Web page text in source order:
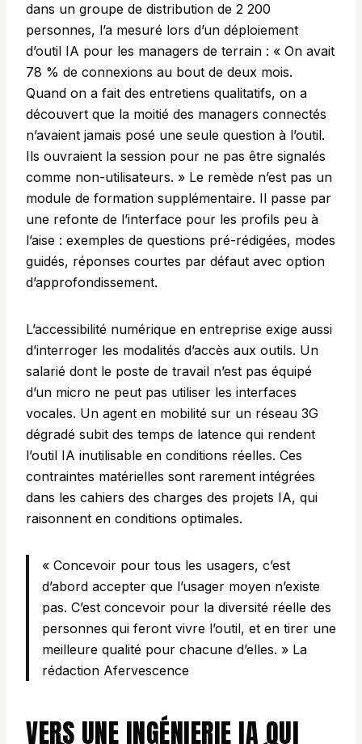
dans un groupe de distribution de 2 200
personnes, l’a mesuré lors d’un déploiement
d’outil IA pour les managers de terrain : « On avait
78 % de connexions au bout de deux mois.
Quand on a fait des entretiens qualitatifs, on a
découvert que la moitié des managers connectés
n’avaient jamais posé une seule question à l’outil.
Ils ouvraient la session pour ne pas être signalés
comme non-utilisateurs. » Le remède n’est pas un
module de formation supplémentaire. Il passe par
une refonte de l’interface pour les profils peu à
l’aise : exemples de questions pré-rédigées, modes
guidés, réponses courtes par défaut avec option
d’approfondissement.
L’accessibilité numérique en entreprise exige aussi
d’interroger les modalités d’accès aux outils. Un
salarié dont le poste de travail n’est pas équipé
d’un micro ne peut pas utiliser les interfaces
vocales. Un agent en mobilité sur un réseau 3G
dégradé subit des temps de latence qui rendent
l’outil IA inutilisable en conditions réelles. Ces
contraintes matérielles sont rarement intégrées
dans les cahiers des charges des projets IA, qui
raisonnent en conditions optimales.
« Concevoir pour tous les usagers, c’est
d’abord accepter que l’usager moyen n’existe
pas. C’est concevoir pour la diversité réelle des
personnes qui feront vivre l’outil, et en tirer une
meilleure qualité pour chacune d’elles. » La
rédaction Afervescence
VERS UNE INGÉNIERIE IA QUI